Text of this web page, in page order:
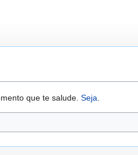
que te salude. Seja.